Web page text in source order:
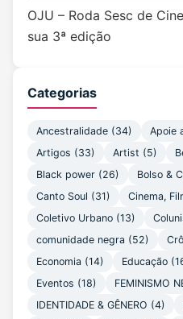
OJU – Roda Sesc de
sua 3ª edição
Categorias
Ancestralidade (34) Apoie
Artigos (33) Artist (5)
Black power (26) Bolso &
Canto Soul (31) Cinema,
Coletivo Urbano (13)
comunidade negra (52)
Economia (14) Educação
Eventos (18) FEMINISMO
IDENTIDADE & GÊNERO (4)